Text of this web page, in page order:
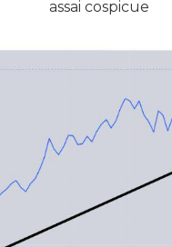
assai cospicue